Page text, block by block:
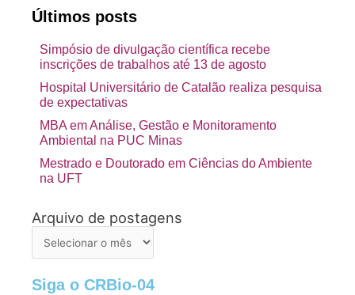
Últimos posts
Simpósio de divulgação científica recebe
inscrições de trabalhos até 13 de agosto
Hospital Universitário de Catalão realiza pesquisa
de expectativas
MBA em Análise, Gestão e Monitoramento
Ambiental na PUC Minas
Mestrado e Doutorado em Ciências do Ambiente
na UFT
Arquivo de postagens
Arquivo
Siga o CRBio-04